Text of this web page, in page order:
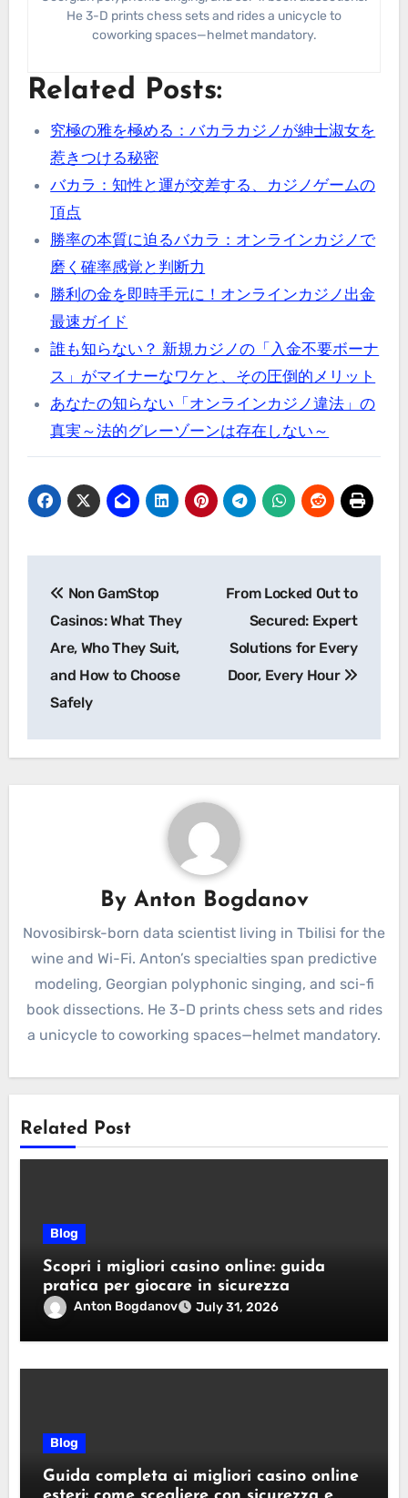
He 3-D prints chess sets and rides a unicycle to
coworking spaces—helmet mandatory.
Related Posts:
究極の雅を極める：バカラカジノが紳士淑女を
惹きつける秘密
バカラ：知性と運が交差する、カジノゲームの
頂点
勝率の本質に迫るバカラ：オンラインカジノで
磨く確率感覚と判断力
勝利の金を即時手元に！オンラインカジノ出金
最速ガイド
誰も知らない？ 新規カジノの「入金不要ボーナ
ス」がマイナーなワケと、その圧倒的メリット
あなたの知らない「オンラインカジノ違法」の
真実～法的グレーゾーンは存在しない～
navigation
Non GamStop
Casinos: What They
Are, Who They Suit,
and How to Choose
Safely
From Locked Out to
Secured: Expert
Solutions for Every
Door, Every Hour
By Anton Bogdanov
Novosibirsk-born data scientist living in Tbilisi for the
wine and Wi-Fi. Anton’s specialties span predictive
modeling, Georgian polyphonic singing, and sci-fi
book dissections. He 3-D prints chess sets and rides
a unicycle to coworking spaces—helmet mandatory.
Related Post
Blog
Scopri i migliori casino online: guida
pratica per giocare in sicurezza
Anton Bogdanov July 31, 2026
Blog
Guida completa ai migliori casino online